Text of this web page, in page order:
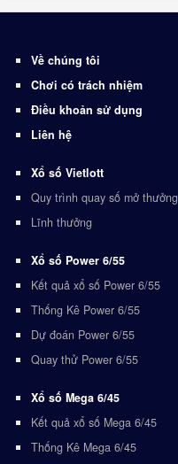
Về chúng tôi
Chơi có trách nhiệm
Điều khoản sử dụng
Liên hệ
Xổ số Vietlott
Quy trình quay số mở thưởng
Lĩnh thưởng
Xổ số Power 6/55
Kết quả xổ số Power 6/55
Thống Kê Power 6/55
Dự đoán Power 6/55
Quay thử Power 6/55
Xổ số Mega 6/45
Kết quả xổ số Mega 6/45
Thống Kê Mega 6/45